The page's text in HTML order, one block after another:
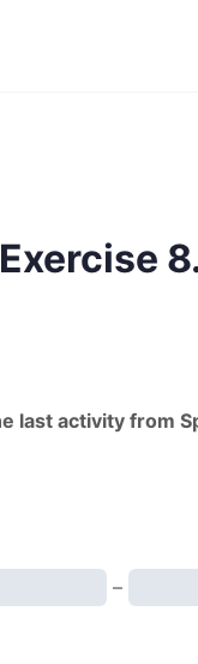
last activity from
–